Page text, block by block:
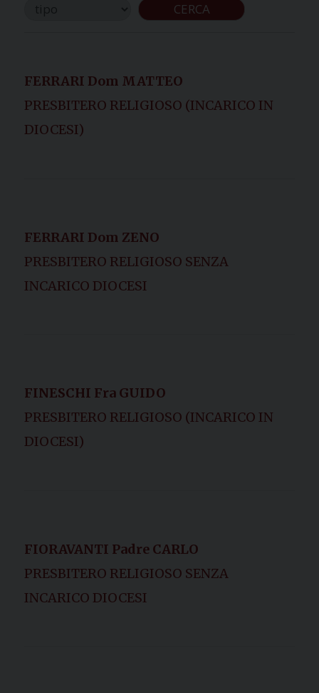
CERCA
FERRARI Dom MATTEO
PRESBITERO RELIGIOSO (INCARICO IN
DIOCESI)
FERRARI Dom ZENO
PRESBITERO RELIGIOSO SENZA
INCARICO DIOCESI
FINESCHI Fra GUIDO
PRESBITERO RELIGIOSO (INCARICO IN
DIOCESI)
FIORAVANTI Padre CARLO
PRESBITERO RELIGIOSO SENZA
INCARICO DIOCESI